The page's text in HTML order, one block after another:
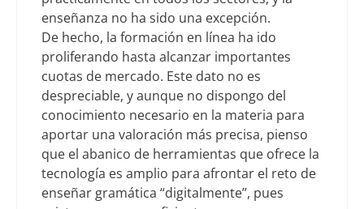
enseñanza no ha sido una excepción.
De hecho, la formación en línea ha ido
proliferando hasta alcanzar importantes
cuotas de mercado. Este dato no es
despreciable, y aunque no dispongo del
conocimiento necesario en la materia para
aportar una valoración más precisa, pienso
que el abanico de herramientas que ofrece la
tecnología es amplio para afrontar el reto de
enseñar gramática “digitalmente”, pues